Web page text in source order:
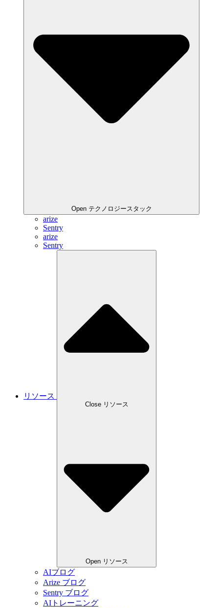
Open テクノロジースタック
arize
Sentry
arize
Sentry
リソース
Close リソース
Open リソース
AIブログ
Arize ブログ
Sentry ブログ
AIトレーニング